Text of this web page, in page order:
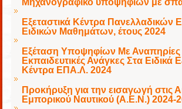
Εξεταστικά Κέντρα Πανελλαδικών
Ειδικών Μαθημάτων, έτους 2024
Εξέταση Υποψηφίων Με Αναπηρίες
Εκπαιδευτικές Ανάγκες Στα Ειδικά
Κέντρα ΕΠΑ.Λ. 2024
Προκήρυξη για την εισαγωγή στις
Εμπορικού Ναυτικού (Α.Ε.Ν.) 2024-